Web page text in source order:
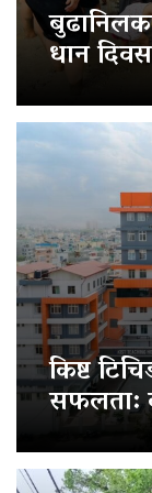
धान दिवस
किष्ट
सफलता: